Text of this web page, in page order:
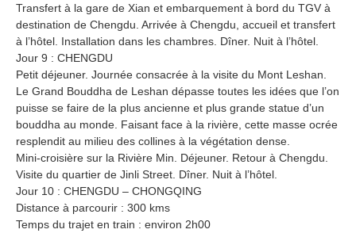
Transfert à la gare de Xian et embarquement à bord du TGV à
destination de Chengdu. Arrivée à Chengdu, accueil et transfert
à l’hôtel. Installation dans les chambres. Dîner. Nuit à l’hôtel.
Jour 9 : CHENGDU
Petit déjeuner. Journée consacrée à la visite du Mont Leshan.
Le Grand Bouddha de Leshan dépasse toutes les idées que l’on
puisse se faire de la plus ancienne et plus grande statue d’un
bouddha au monde. Faisant face à la rivière, cette masse ocrée
resplendit au milieu des collines à la végétation dense.
Mini-croisière sur la Rivière Min. Déjeuner. Retour à Chengdu.
Visite du quartier de Jinli Street. Dîner. Nuit à l’hôtel.
Jour 10 : CHENGDU – CHONGQING
Distance à parcourir : 300 kms
Temps du trajet en train : environ 2h00